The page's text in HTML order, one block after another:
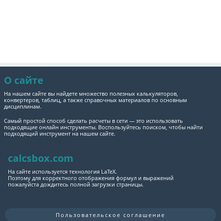
О сайте
На нашем сайте вы найдете множество полезных калькуляторов,
конвертеров, таблиц, а также справочных материалов по основным
дисциплинам.
Самый простой способ сделать расчеты в сети — это использовать
подходящие онлайн инструменты. Воспользуйтесь поиском, чтобы найти
подходящий инструмент на нашем сайте.
calcsbox.com
На сайте используется технология LaTeX.
Поэтому для корректного отображения формул и выражений
пожалуйста дождитесь полной загрузки страницы.
Пользовательское соглашение